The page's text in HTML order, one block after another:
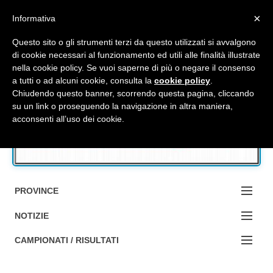
Accedi / Registrati
Contattaci
PROVINCE
EDIZIONE:
BOLOGNA
NOTIZIE
NOTIZIE:
CAMPIONATI / RISULTATI
×
Informativa
Questo sito o gli strumenti terzi da questo utilizzati si avvalgono
di cookie necessari al funzionamento ed utili alle finalità illustrate
nella cookie policy. Se vuoi saperne di più o negare il consenso
a tutti o ad alcuni cookie, consulta la cookie policy
Chiudendo questo banner, scorrendo questa pagina, cliccando
su un link o proseguendo la navigazione in altra maniera,
acconsenti all’uso dei cookie.